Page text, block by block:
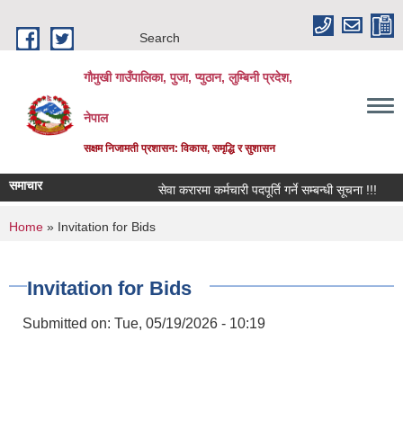
Search
गौमुखी गाउँपालिका, पुजा, प्युठान, लुम्बिनी प्रदेश,
नेपाल
सक्षम निजामती प्रशासन: विकास, समृद्धि र सुशासन
समाचार सेवा करारमा कर्मचारी पदपूर्ति गर्ने सम्बन्धी सूचना !!!
You are here
Home » Invitation for Bids
Invitation for Bids
Submitted on: Tue, 05/19/2026 - 10:19